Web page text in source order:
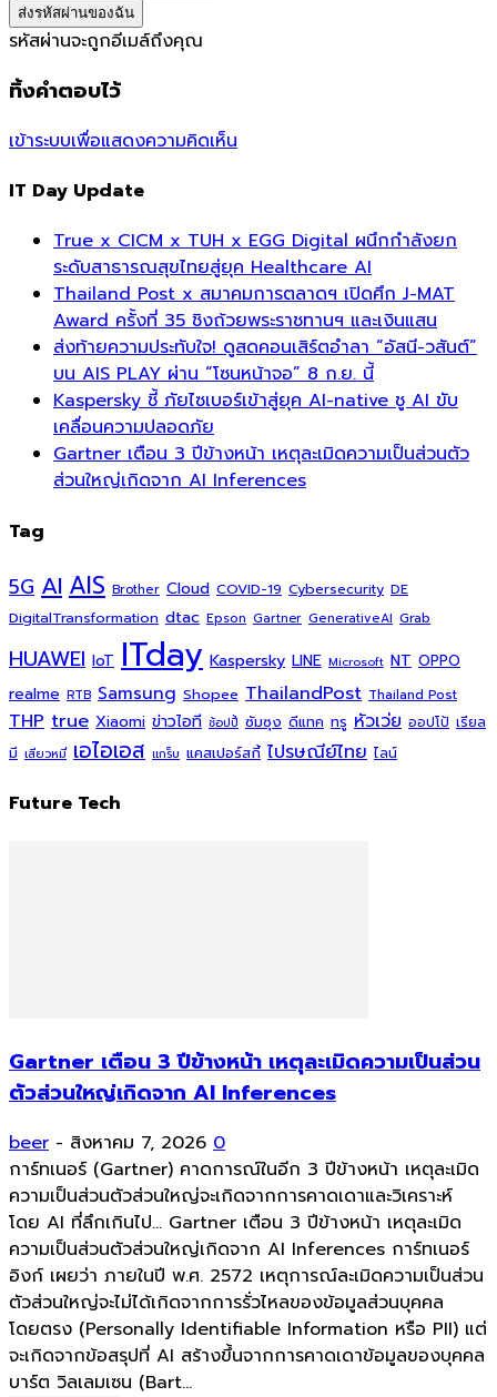
รหัสผ่านจะถูกอีเมล์ถึงคุณ
ทิ้งคำตอบไว้
เข้าระบบเพื่อแสดงความคิดเห็น
IT Day Update
True x CICM x TUH x EGG Digital ผนึกกำลังยก
ระดับสาธารณสุขไทยสู่ยุค Healthcare AI
Thailand Post x สมาคมการตลาดฯ เปิดศึก J-MAT
Award ครั้งที่ 35 ชิงถ้วยพระราชทานฯ และเงินแสน
ส่งท้ายความประทับใจ! ดูสดคอนเสิร์ตอำลา “อัสนี-วสันต์”
บน AIS PLAY ผ่าน “โซนหน้าจอ” 8 ก.ย. นี้
Kaspersky ชี้ ภัยไซเบอร์เข้าสู่ยุค AI-native ชู AI ขับ
เคลื่อนความปลอดภัย
Gartner เตือน 3 ปีข้างหน้า เหตุละเมิดความเป็นส่วนตัว
ส่วนใหญ่เกิดจาก AI Inferences
Tag
5G AI AIS Brother Cloud COVID-19 Cybersecurity DE
DigitalTransformation dtac Epson Gartner GenerativeAI Grab
HUAWEI IoT ITday Kaspersky LINE Microsoft NT OPPO
realme RTB Samsung Shopee ThailandPost Thailand Post
THP true Xiaomi ข่าวไอที ช้อปปี้ ซัมซุง ดีแทค ทรู หัวเว่ย ออปโป้ เรียล
มี เสียวหมี่ เอไอเอส แกร็บ แคสเปอร์สกี้ ไปรษณีย์ไทย ไลน์
Future Tech
Gartner เตือน 3 ปีข้างหน้า เหตุละเมิดความเป็นส่วน
ตัวส่วนใหญ่เกิดจาก AI Inferences
beer - สิงหาคม 7, 2026 0
การ์ทเนอร์ (Gartner) คาดการณ์ในอีก 3 ปีข้างหน้า เหตุละเมิด
ความเป็นส่วนตัวส่วนใหญ่จะเกิดจากการคาดเดาและวิเคราะห์
โดย AI ที่ลึกเกินไป... Gartner เตือน 3 ปีข้างหน้า เหตุละเมิด
ความเป็นส่วนตัวส่วนใหญ่เกิดจาก AI Inferences การ์ทเนอร์
อิงก์ เผยว่า ภายในปี พ.ศ. 2572 เหตุการณ์ละเมิดความเป็นส่วน
ตัวส่วนใหญ่จะไม่ได้เกิดจากการรั่วไหลของข้อมูลส่วนบุคคล
โดยตรง (Personally Identifiable Information หรือ PII) แต่
จะเกิดจากข้อสรุปที่ AI สร้างขึ้นจากการคาดเดาข้อมูลของบุคคล
บาร์ต วิลเลมเซน (Bart...